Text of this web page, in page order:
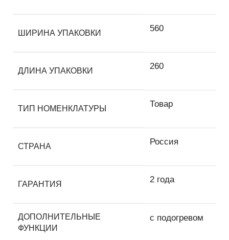
ШИРИНА УПАКОВКИ 560
ДЛИНА УПАКОВКИ 260
ТИП НОМЕНКЛАТУРЫ Товар
СТРАНА Россия
ГАРАНТИЯ 2 года
ДОПОЛНИТЕЛЬНЫЕ
ФУНКЦИИ
с подогревом